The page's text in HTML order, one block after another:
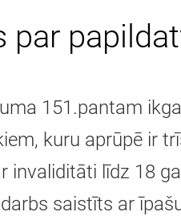
par
151.pantam
kuru aprūpē ir
invaliditāti līdz 18
saistīts ar